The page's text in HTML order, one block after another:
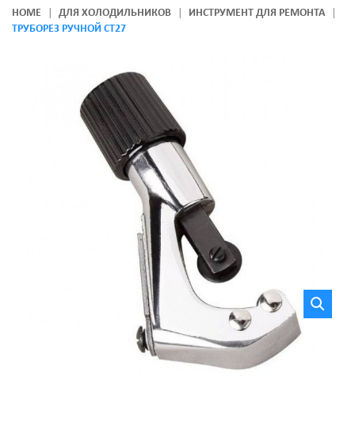
ГЛАВНАЯ
НОВОСТИ
КОНТАКТЫ
HOME ДЛЯ ХОЛОДИЛЬНИКОВ
ИНСТРУМЕНТ ДЛЯ РЕМОНТА
ТРУБОРЕЗ РУЧНОЙ CT27